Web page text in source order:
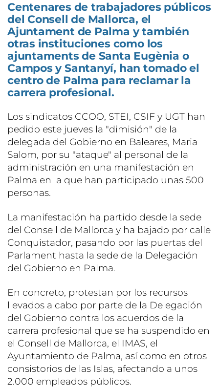
Centenares de trabajadores públicos
del Consell de Mallorca, el
Ajuntament de Palma y también
otras instituciones como los
ajuntaments de Santa Eugènia o
Campos y Santanyí, han tomado el
centro de Palma para reclamar la
carrera profesional.
Los sindicatos CCOO, STEI, CSIF y UGT han
pedido este jueves la "dimisión" de la
delegada del Gobierno en Baleares, Maria
Salom, por su "ataque" al personal de la
administración en una manifestación en
Palma en la que han participado unas 500
personas.
La manifestación ha partido desde la sede
del Consell de Mallorca y ha bajado por calle
Conquistador, pasando por las puertas del
Parlament hasta la sede de la Delegación
del Gobierno en Palma.
En concreto, protestan por los recursos
llevados a cabo por parte de la Delegación
del Gobierno contra los acuerdos de la
carrera profesional que se ha suspendido en
el Consell de Mallorca, el IMAS, el
Ayuntamiento de Palma, así como en otros
consistorios de las Islas, afectando a unos
2.000 empleados públicos.